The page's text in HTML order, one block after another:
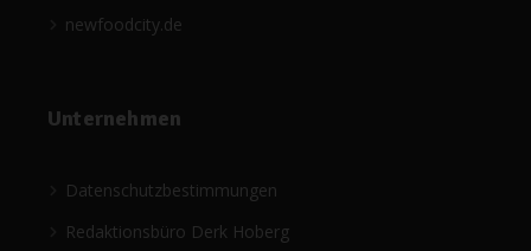
newfoodcity.de
Unternehmen
Datenschutzbestimmungen
Redaktionsbüro Derk Hoberg